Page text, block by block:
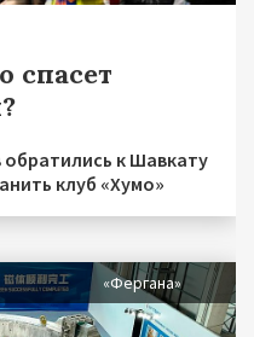
спасет
к Шавкату
клуб «Хумо»
«Фергана»